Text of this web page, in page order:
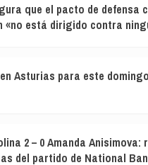
que el pacto de defensa
«no está dirigido contra
Asturias para este
2 – 0 Amanda Anisimova:
del partido de National